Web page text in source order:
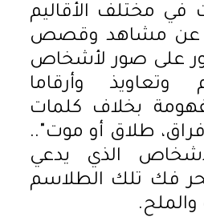
مختلف الأقاليم
عن مشاهد وقصص
على صور لأشخاص
وأرقاما
بخلاف كلمات
طلاق أو موت"..
الذي يدعي
فك تلك الطلاسم
والملح.